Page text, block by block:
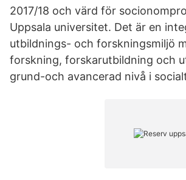
2017/18 och värd för
Uppsala universitet. Det är en
utbildnings- och forskningsmiljö
forskning, forskarutbildning och
grund-och avancerad nivå i